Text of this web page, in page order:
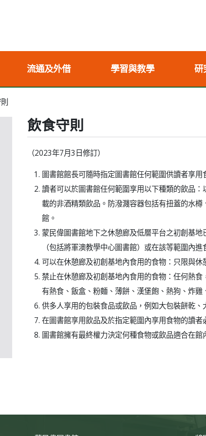
流通及外借 學習與教學 研
飲食守則
（2023年7月3日修訂）
圖書館館長可隨時指定圖書館任何範圍供讀者享用
讀者可以於圖書館任何範圍享用以下種類的飲品
載的非酒精類飲品。防潑濺容器包括有扭蓋的水
館。
蒙民偉圖書館地下之休憩廊及低層平台之初創基
（包括將軍澳教學中心圖書館）或在該等範圍內進
可以在休憩廊及初創基地內食用的食物：只限與
禁止在休憩廊及初創基地內食用的食物：任何熱
有熱食、飯盒、粉麵、薄餅、漢堡飽、熱狗、炸
供多人享用的包裝食品或飲品，例如大包裝餅乾
在圖書館享用飲品及於指定範圍內享用食物的讀者
圖書館擁有最終權力決定何種食物或飲品適合在